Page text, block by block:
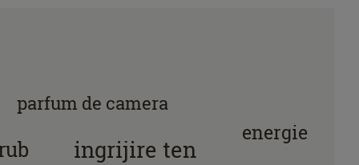
ingrijire ten
energie
parfum de camera